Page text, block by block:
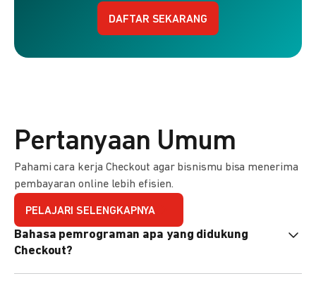
DAFTAR SEKARANG
Pertanyaan Umum
Pahami cara kerja Checkout agar bisnismu bisa menerima
pembayaran online lebih efisien.
PELAJARI SELENGKAPNYA
Bahasa pemrograman apa yang didukung
Checkout?